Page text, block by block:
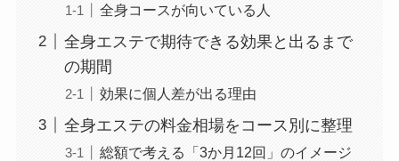
全身コースが向いている人
全身エステで期待できる効果と出るまで
の期間
効果に個人差が出る理由
全身エステの料金相場をコース別に整理
総額で考える「3か月12回」のイメージ